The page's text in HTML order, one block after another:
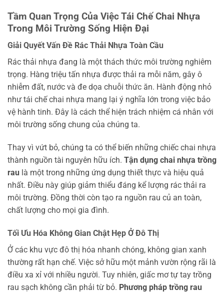
Tầm Quan Trọng Của Việc Tái Chế Chai Nhựa
Trong Môi Trường Sống Hiện Đại
Giải Quyết Vấn Đề Rác Thải Nhựa Toàn Cầu
Rác thải nhựa đang là một thách thức môi trường nghiêm
trọng. Hàng triệu tấn nhựa được thải ra mỗi năm, gây ô
nhiễm đất, nước và đe dọa chuỗi thức ăn. Hành động nhỏ
như tái chế chai nhựa mang lại ý nghĩa lớn trong việc bảo
vệ hành tinh. Đây là cách thể hiện trách nhiệm cá nhân với
môi trường sống chung của chúng ta.
Thay vì vứt bỏ, chúng ta có thể biến những chiếc chai nhựa
thành nguồn tài nguyên hữu ích. Tận dụng chai nhựa trồng
rau là một trong những ứng dụng thiết thực và hiệu quả
nhất. Điều này giúp giảm thiểu đáng kể lượng rác thải ra
môi trường. Đồng thời còn tạo ra nguồn rau củ an toàn,
chất lượng cho mọi gia đình.
Tối Ưu Hóa Không Gian Chật Hẹp Ở Đô Thị
Ở các khu vực đô thị hóa nhanh chóng, không gian xanh
thường rất hạn chế. Việc sở hữu một mảnh vườn rộng rãi là
điều xa xỉ với nhiều người. Tuy nhiên, giấc mơ tự tay trồng
rau sạch không cần phải từ bỏ. Phương pháp trồng rau